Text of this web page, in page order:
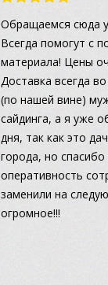
Обращаемся сюда
Всегда помогут с
материала! Цены
Доставка всегда
(по нашей вине)
сайдинга, а я уже
дня, так как это
города, но
оперативность
заменили на
огромное!!!